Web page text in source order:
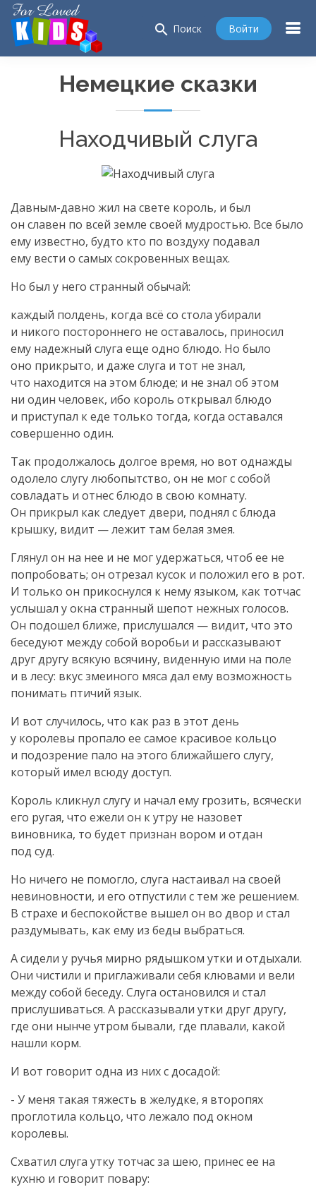
search Поиск Войти
Немецкие сказки
Находчивый слуга
Давным-давно жил на свете король, и был
он славен по всей земле своей мудростью. Все было
ему известно, будто кто по воздуху подавал
ему вести о самых сокровенных вещах.
Но был у него странный обычай:
каждый полдень, когда всё со стола убирали
и никого постороннего не оставалось, приносил
ему надежный слуга еще одно блюдо. Но было
оно прикрыто, и даже слуга и тот не знал,
что находится на этом блюде; и не знал об этом
ни один человек, ибо король открывал блюдо
и приступал к еде только тогда, когда оставался
совершенно один.
Так продолжалось долгое время, но вот однажды
одолело слугу любопытство, он не мог с собой
совладать и отнес блюдо в свою комнату.
Он прикрыл как следует двери, поднял с блюда
крышку, видит — лежит там белая змея.
Глянул он на нее и не мог удержаться, чтоб ее не
попробовать; он отрезал кусок и положил его в рот.
И только он прикоснулся к нему языком, как тотчас
услышал у окна странный шепот нежных голосов.
Он подошел ближе, прислушался — видит, что это
беседуют между собой воробьи и рассказывают
друг другу всякую всячину, виденную ими на поле
и в лесу: вкус змеиного мяса дал ему возможность
понимать птичий язык.
И вот случилось, что как раз в этот день
у королевы пропало ее самое красивое кольцо
и подозрение пало на этого ближайшего слугу,
который имел всюду доступ.
Король кликнул слугу и начал ему грозить, всячески
его ругая, что ежели он к утру не назовет
виновника, то будет признан вором и отдан
под суд.
Но ничего не помогло, слуга настаивал на своей
невиновности, и его отпустили с тем же решением.
В страхе и беспокойстве вышел он во двор и стал
раздумывать, как ему из беды выбраться.
А сидели у ручья мирно рядышком утки и отдыхали.
Они чистили и приглаживали себя клювами и вели
между собой беседу. Слуга остановился и стал
прислушиваться. А рассказывали утки друг другу,
где они нынче утром бывали, где плавали, какой
нашли корм.
И вот говорит одна из них с досадой:
- У меня такая тяжесть в желудке, я второпях
проглотила кольцо, что лежало под окном
королевы.
Схватил слуга утку тотчас за шею, принес ее на
кухню и говорит повару: